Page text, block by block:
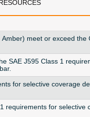
meet or exceed the
SAE J595 Class 1
for selective coverage
requirements for selective